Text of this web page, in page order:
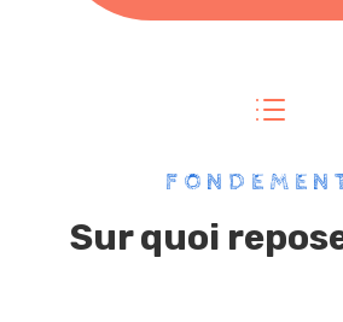
d
Sur quoi